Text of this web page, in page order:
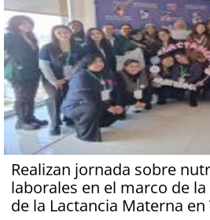
Realizan jornada sobre
laborales en el marco de
de la Lactancia Materna en